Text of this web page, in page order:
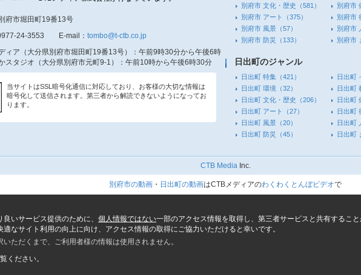
府市堀田町19番13号
24-3553 E-mail： tombo@t-ctb.co.jp
ィア（大分県別府市堀田町19番13号）
：午前9時30分から午後6時
スタジオ（大分県別府市元町9-1）
：午前10時から午後6時30分
当サイトはSSL暗号化通信に対応しており、お客様の大切な情報は
暗号化して送信されます。第三者から解読できないようになってお
ります。
別府市 文化・歴史 （581） 別府市
別府市 アート
（375） 別府市
別府市 風景 （57） 別府市
別府市 防災
（133） 別府市
日出町のジャンル
日出町 特集 （421） 日出町
日出町 環境 （32） 日出町
日出町 文化・歴史 （206） 日出町
日出町 アート
（27） 日出町
日出町 風景 （20） 日出町
日出町 防災
（45） 日出町
CTB MediaInc.
別府市の動画 ・ 日出町の動画はCTBメディアのわくわくとんぼビデオで
いサービス提供のために、 個人情報ではない一部のアクセス情報を取得し、第三者サービスと共有すること
適なサイト利用の向上に向け、アクセス情報の取得にご協力いただけると幸いです。
ただくまで、ご利用者様の情報は使用されません。
ください。